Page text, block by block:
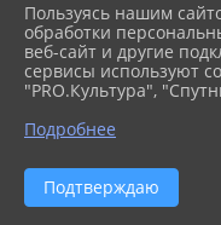
Пользуясь нашим
обработки
веб-сайт и другие
сервисы используют
"PRO.Культура",
Подробнее
Подтверждаю